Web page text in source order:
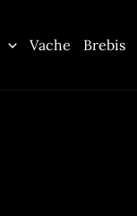
Vache Brebis